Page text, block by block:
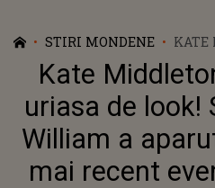
STIRI MONDENE
KATE
Kate
uriasa de look!
William a
mai recent